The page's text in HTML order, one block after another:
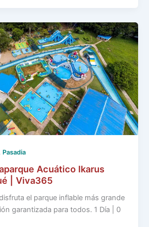
Pasadia
Acuático Ikarus
| Viva365
el parque inflable más grande
garantizada para todos. 1 Día | 0